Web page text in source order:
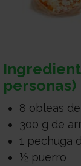
personas)
8 obleas
300 g de
1 pechuga
½ puerro